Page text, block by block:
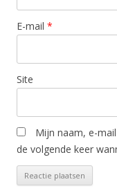
E-mail *
Site
Mijn naam, e-
de volgende keer